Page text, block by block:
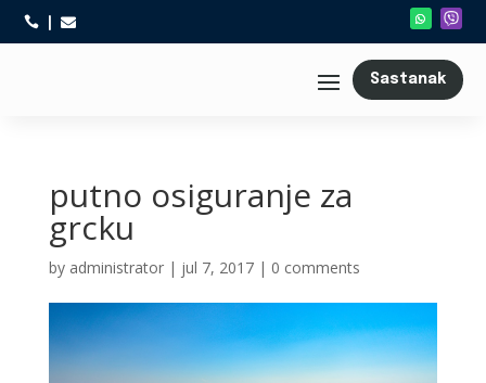
 
Sastanak
putno osiguranje za
grcku
by administrator| jul 7, 2017| 0 comments